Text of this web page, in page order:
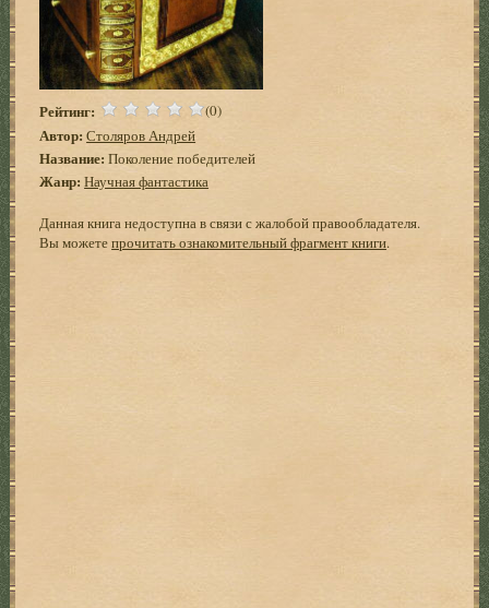
Рейтинг: (0)
Автор: Столяров Андрей
Название: Поколение победителей
Жанр: Научная фантастика
Данная книга недоступна в связи с жалобой правообладателя.
Вы можетепрочитать ознакомительный фрагмент книги.